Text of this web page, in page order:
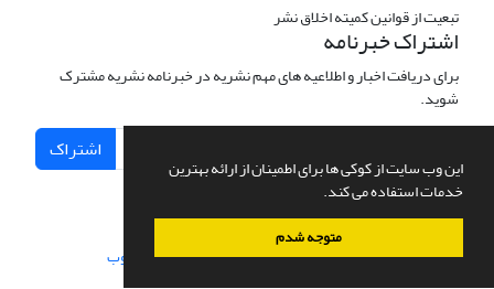
این وب سایت از کوکی ها برای اطمینان از ارائه بهترین
خدمات استفاده می کند.
متوجه شدم
تبعیت از قوانین کمیته اخلاق نشر
اشتراک خبرنامه
برای دریافت اخبار و اطلاعیه های مهم نشریه در خبرنامه نشریه مشترک
شوید.
اشتراک
سامانه مدیریت نشریات علمی.طراحی و پیاده سازی از سیناوب